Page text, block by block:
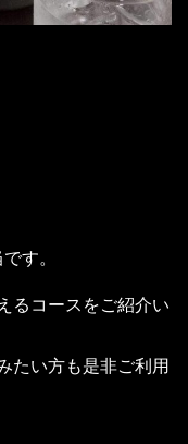
す。
るコースをご紹介い
たい方も是非ご利用